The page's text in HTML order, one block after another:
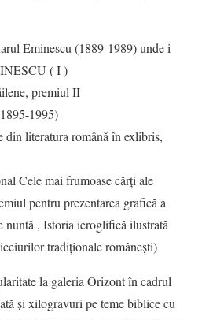
Eminescu (1889-1989) unde i
( I )
premiul II
1995)
din literatura română în exlibris,
Cele mai frumoase cărți ale
pentru prezentarea grafică a
, Istoria ieroglifică ilustrată
tradiționale românești)
la galeria Orizont în cadrul
și xilogravuri pe teme biblice cu